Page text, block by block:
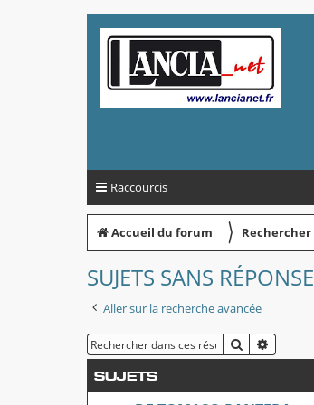
Raccourcis
Accueil du forum 〉 Rechercher
SUJETS SANS RÉPONSE
Aller sur la recherche avancée
RECHERCHER
SUJETS